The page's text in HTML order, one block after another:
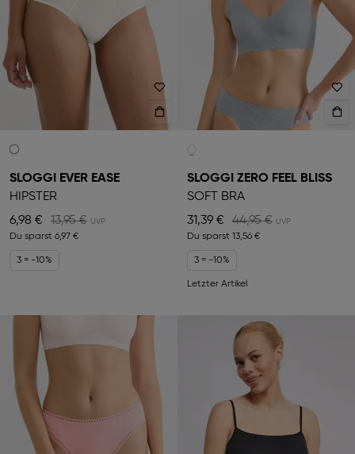
SLOGGI EVER EASE
HIPSTER
6,98 €
13,95 €
Du sparst 6,97 €
3 = -10%
SLOGGI ZERO FEEL BLISS
SOFT BRA
31,39 €
44,95 €
Du sparst 13,56 €
3 = -10%
Letzter Artikel